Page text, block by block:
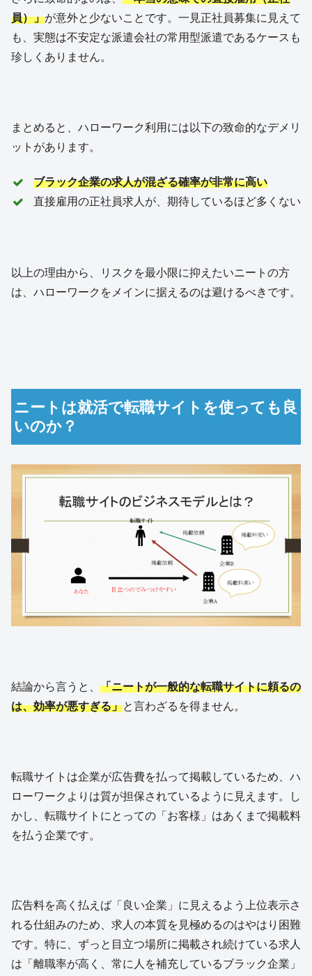
員）」が意外と少ないことです。一見正社員募集に見えて
も、実態は不安定な派遣会社の常用型派遣であるケースも
珍しくありません。
まとめると、ハローワーク利用には以下の致命的なデメリ
ットがあります。
ブラック企業の求人が混ざる確率が非常に高い
直接雇用の正社員求人が、期待しているほど多くない
以上の理由から、リスクを最小限に抑えたいニートの方
は、ハローワークをメインに据えるのは避けるべきです。
ニートは就活で転職サイトを使っても良
いのか？
結論から言うと、 「ニートが一般的な転職サイトに頼るの
は、効率が悪すぎる」と言わざるを得ません。
転職サイトは企業が広告費を払って掲載しているため、ハ
ローワークよりは質が担保されているように見えます。し
かし、転職サイトにとっての「お客様」はあくまで掲載料
を払う企業です。
広告料を高く払えば「良い企業」に見えるよう上位表示さ
れる仕組みのため、求人の本質を見極めるのはやはり困難
です。特に、ずっと目立つ場所に掲載され続けている求人
は「離職率が高く、常に人を補充しているブラック企業」